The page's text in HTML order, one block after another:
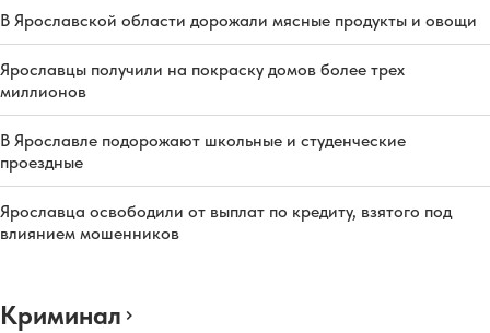
В Ярославской области дорожали мясные продукты и овощи
Ярославцы получили на покраску домов более трех
миллионов
В Ярославле подорожают школьные и студенческие
проездные
Ярославца освободили от выплат по кредиту, взятого под
влиянием мошенников
Криминал